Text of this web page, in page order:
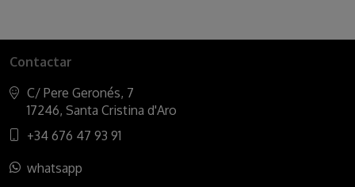
Contactar
C/ Pere Geronés, 7
17246, Santa Cristina d'Aro
+34 676 47 93 91
whatsapp